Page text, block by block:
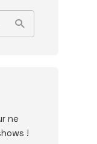
ne
!